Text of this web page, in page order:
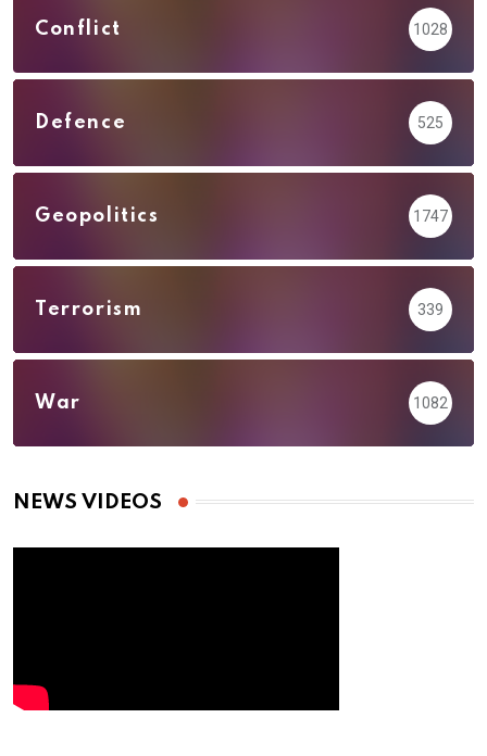
Conflict 1028
Defence 525
Geopolitics 1747
Terrorism 339
War 1082
NEWS VIDEOS